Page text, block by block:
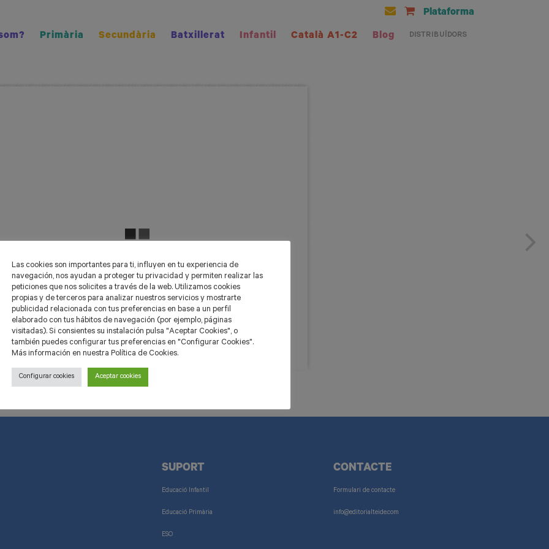
Plataforma
Primària Secundària Batxillerat Infantil Català A1-C2 Blog DISTRIBUÏDORS
SUPORT
Educació Infantil
Educació Primària
ESO
CONTACTE
Formulari de contacte
info@editorialteide.com
Las cookies son importantes para ti, influyen en tu experiencia de
navegación, nos ayudan a proteger tu privacidad y permiten realizar las
peticiones que nos solicites a través de la web. Utilizamos cookies
propias y de terceros para analizar nuestros servicios y mostrarte
publicidad relacionada con tus preferencias en base a un perfil
elaborado con tus hábitos de navegación (por ejemplo, páginas
visitadas). Si consientes su instalación pulsa "Aceptar Cookies", o
también puedes configurar tus preferencias en "Configurar Cookies".
Más información en nuestra Política de Cookies.
Configurar cookies Aceptar cookies